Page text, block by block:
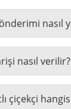
nasıl
nasıl verilir?
çiçekçi